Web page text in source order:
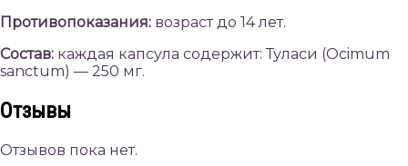
Противопоказания: возраст до 14 лет.
Состав: каждая капсула содержит: Туласи (Ocimum
sanctum) — 250 мг.
Отзывы
Отзывов пока нет.